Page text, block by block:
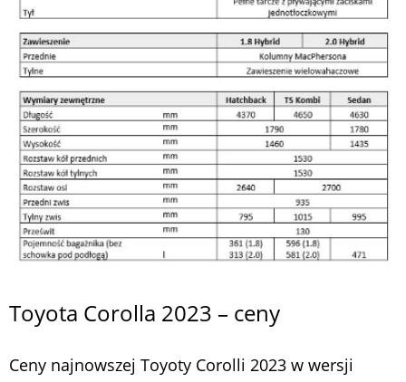
Toyota Corolla 2023 – ceny
Ceny najnowszej Toyoty Corolli 2023 w wersji